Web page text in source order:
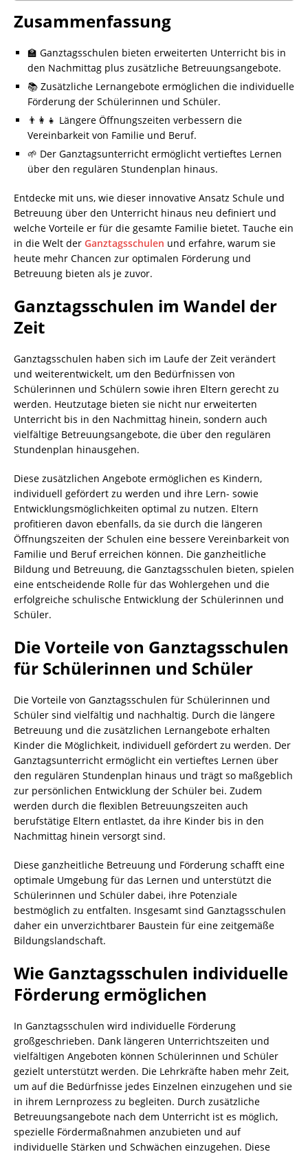
Zusammenfassung
🏫 Ganztagsschulen bieten erweiterten Unterricht bis in
den Nachmittag plus zusätzliche Betreuungsangebote.
📚 Zusätzliche Lernangebote ermöglichen die individuelle
Förderung der Schülerinnen und Schüler.
👨‍👩‍👧 Längere Öffnungszeiten verbessern die
Vereinbarkeit von Familie und Beruf.
🌱 Der Ganztagsunterricht ermöglicht vertieftes Lernen
über den regulären Stundenplan hinaus.
Entdecke mit uns, wie dieser innovative Ansatz Schule und
Betreuung über den Unterricht hinaus neu definiert und
welche Vorteile er für die gesamte Familie bietet. Tauche ein
in die Welt der Ganztagsschulen und erfahre, warum sie
heute mehr Chancen zur optimalen Förderung und
Betreuung bieten als je zuvor.
Ganztagsschulen im Wandel der
Zeit
Ganztagsschulen haben sich im Laufe der Zeit verändert
und weiterentwickelt, um den Bedürfnissen von
Schülerinnen und Schülern sowie ihren Eltern gerecht zu
werden. Heutzutage bieten sie nicht nur erweiterten
Unterricht bis in den Nachmittag hinein, sondern auch
vielfältige Betreuungsangebote, die über den regulären
Stundenplan hinausgehen.
Diese zusätzlichen Angebote ermöglichen es Kindern,
individuell gefördert zu werden und ihre Lern- sowie
Entwicklungsmöglichkeiten optimal zu nutzen. Eltern
profitieren davon ebenfalls, da sie durch die längeren
Öffnungszeiten der Schulen eine bessere Vereinbarkeit von
Familie und Beruf erreichen können. Die ganzheitliche
Bildung und Betreuung, die Ganztagsschulen bieten, spielen
eine entscheidende Rolle für das Wohlergehen und die
erfolgreiche schulische Entwicklung der Schülerinnen und
Schüler.
Die Vorteile von Ganztagsschulen
für Schülerinnen und Schüler
Die Vorteile von Ganztagsschulen für Schülerinnen und
Schüler sind vielfältig und nachhaltig. Durch die längere
Betreuung und die zusätzlichen Lernangebote erhalten
Kinder die Möglichkeit, individuell gefördert zu werden. Der
Ganztagsunterricht ermöglicht ein vertieftes Lernen über
den regulären Stundenplan hinaus und trägt so maßgeblich
zur persönlichen Entwicklung der Schüler bei. Zudem
werden durch die flexiblen Betreuungszeiten auch
berufstätige Eltern entlastet, da ihre Kinder bis in den
Nachmittag hinein versorgt sind.
Diese ganzheitliche Betreuung und Förderung schafft eine
optimale Umgebung für das Lernen und unterstützt die
Schülerinnen und Schüler dabei, ihre Potenziale
bestmöglich zu entfalten. Insgesamt sind Ganztagsschulen
daher ein unverzichtbarer Baustein für eine zeitgemäße
Bildungslandschaft.
Wie Ganztagsschulen individuelle
Förderung ermöglichen
In Ganztagsschulen wird individuelle Förderung
großgeschrieben. Dank längeren Unterrichtszeiten und
vielfältigen Angeboten können Schülerinnen und Schüler
gezielt unterstützt werden. Die Lehrkräfte haben mehr Zeit,
um auf die Bedürfnisse jedes Einzelnen einzugehen und sie
in ihrem Lernprozess zu begleiten. Durch zusätzliche
Betreuungsangebote nach dem Unterricht ist es möglich,
spezielle Fördermaßnahmen anzubieten und auf
individuelle Stärken und Schwächen einzugehen. Diese